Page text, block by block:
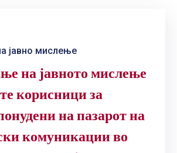
јавно мислење
на јавното мислење
корисници за
на пазарот на
комуникации во